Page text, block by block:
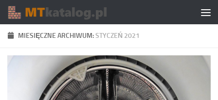
Skip to content
MIESIĘCZNE ARCHIWUM:STYCZEŃ 2021